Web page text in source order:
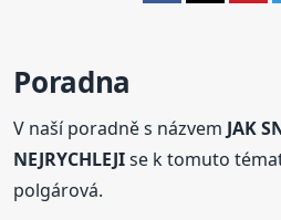
Poradna
V naší poradně s názvemJAK
NEJRYCHLEJIse k tomuto
polgárová.